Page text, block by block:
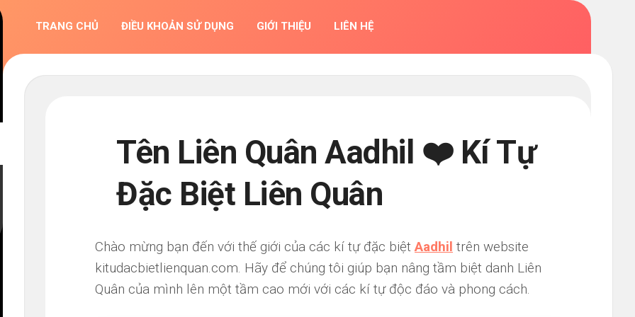
TRANG CHỦ ĐIỀU KHOẢN SỬ DỤNG GIỚI THIỆU LIÊN HỆ
Tên Liên Quân Aadhil ❤️ Kí Tự
Đặc Biệt Liên Quân
Chào mừng bạn đến với thế giới của các kí tự đặc biệtAadhil trên website
kitudacbietlienquan.com. Hãy để chúng tôi giúp bạn nâng tầm biệt danh Liên
Quân của mình lên một tầm cao mới với các kí tự độc đáo và phong cách.